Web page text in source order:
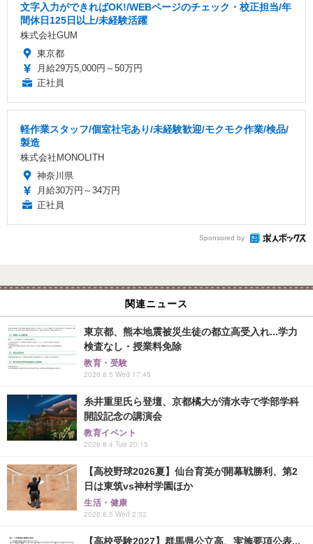
文字入力ができればOK!/WEBページのチェック・校正担当/年
間休日125日以上/未経験活躍
株式会社GUM
東京都
月給29万5,000円～50万円
正社員
軽作業スタッフ/個室社宅あり/未経験歓迎/モクモク作業/検品/
製造
株式会社MONOLITH
神奈川県
月給30万円～34万円
正社員
Sponsored by
関連ニュース
東京都、熊本地震被災生徒の都立高受入れ...学力
検査なし・授業料免除
教育・受験
2026.8.5 Wed 17:45
糸井重里氏ら登壇、京都橘大が清水寺で学部学科
開設記念の講演会
教育イベント
2026.8.4 Tue 20:15
【高校野球2026夏】仙台育英が開幕戦勝利、第2
日は東筑vs神村学園ほか
生活・健康
2026.8.5 Wed 2:32
【高校受験2027】群馬県公立高、実施要項公表...